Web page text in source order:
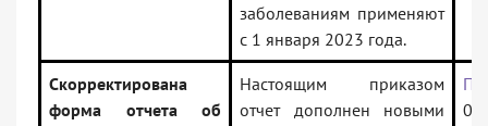
заболеваниям применяют
с 1 января 2023 года.
Скорректирована
форма отчета об
Настоящим приказом
отчет дополнен новыми